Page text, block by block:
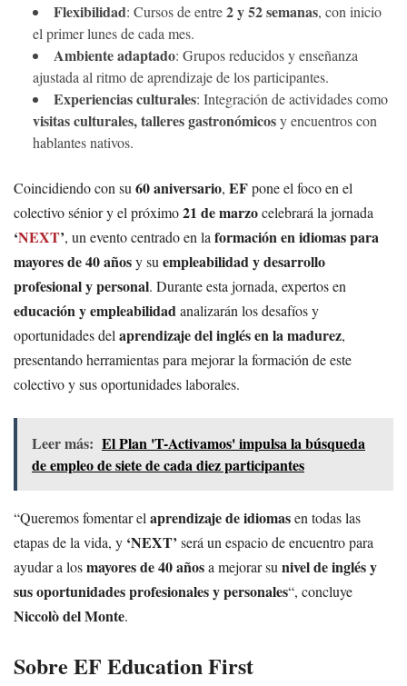
Flexibilidad: Cursos de entre2 y 52 semanas, con inicio
el primer lunes de cada mes.
Ambiente adaptado: Grupos reducidos y enseñanza
ajustada al ritmo de aprendizaje de los participantes.
Experiencias culturales: Integración de actividades como
visitas culturales, talleres gastronómicosy encuentros con
hablantes nativos.
Coincidiendo con su60 aniversario, EFpone el foco en el
colectivo sénior y el próximo21 de marzocelebrará la jornada
‘NEXT’, un evento centrado en laformación en idiomas para
mayores de 40 añosy suempleabilidad y desarrollo
profesional y personal. Durante esta jornada, expertos en
educación y empleabilidadanalizarán los desafíos y
oportunidades delaprendizaje del inglés en la madurez,
presentando herramientas para mejorar la formación de este
colectivo y sus oportunidades laborales.
Leer más: El Plan 'T-Activamos' impulsa la búsqueda
de empleo de siete de cada diez participantes
“Queremos fomentar elaprendizaje de idiomasen todas las
etapas de la vida, y ‘NEXT’ será un espacio de encuentro para
ayudar a losmayores de 40 añosa mejorar sunivel de inglés y
sus oportunidades profesionales y personales“, concluye
Niccolò del Monte.
Sobre EF Education First